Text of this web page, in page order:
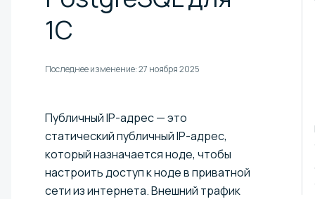
1С
Последнее изменение:27 ноября 2025
Публичный IP-адрес — это
статический публичный IP-адрес,
который назначается ноде, чтобы
настроить доступ к ноде в приватной
сети из интернета. Внешний трафик